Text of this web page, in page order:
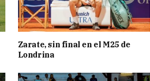
Zarate, sin final en el M25 de
Londrina